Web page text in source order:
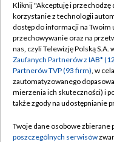
Abonament TVP
Emisja w TVP
Centrum informacji
Naziemna Telewizja
Rada Programowa
Kliknij "Akceptuję i przechodzę
korzystanie z technologii
dostęp do informacji na
przechowywanie oraz na
nas, czyli Telewizję Polską S.A.
Zaufanych Partnerów z IAB*
Partnerów TVP (93 firm), w
zautomatyzowanego
mierzenia ich skuteczności) i
także zgody na udostępnianie
Twoje dane osobowe zbierane
poszczególnych serwisów